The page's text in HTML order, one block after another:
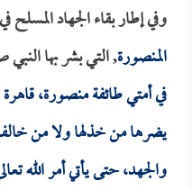
وفي إطار بقاء الجهاد
المنصورة, التي بشر بها
في أمتي طائفة منصورة،
يضرها من خذلها ولا من
والجهد، حتى يأتي أمر الله